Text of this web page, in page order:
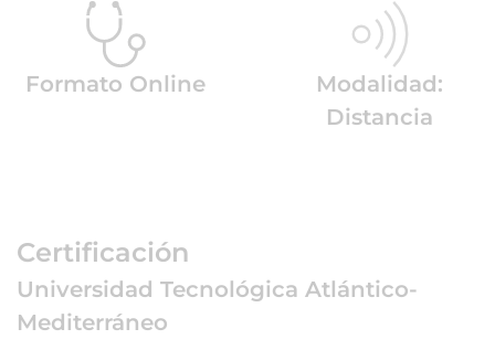
Formato Online
Modalidad:
Distancia
Certificación
Universidad Tecnológica Atlántico-
Mediterráneo